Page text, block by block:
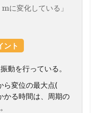
mに変化している」
ント
動を行っている。
ら変位の最大点(
かる時間は、周期の